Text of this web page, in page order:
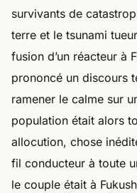
survivants de
terre et le tsunami
fusion d’un réacteur à
prononcé un discours
ramener le calme sur
population était alors
allocution, chose
fil conducteur à toute
le couple était à